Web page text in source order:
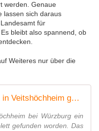
werden. Genaue
lassen sich daraus
für
bleibt also spannend, ob
Weiteres nur über die
Hunderte Jahre altes Skelett in Veitshöchheim gefunden
bei Würzburg ein
gefunden worden. Das